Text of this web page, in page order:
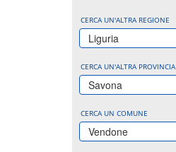
CERCA UN'ALTRA REGIONE
Liguria
CERCA UN'ALTRA PROVINCIA
Savona
CERCA UN COMUNE
Vendone